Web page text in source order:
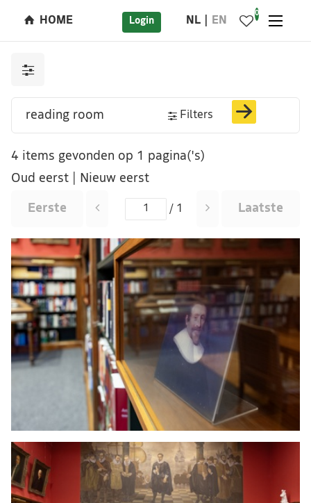
HOME Login NL EN
0
Filters
4 items gevonden op 1 pagina('s)
Oud eerst
Nieuw eerst
Eerste / 1 Laatste